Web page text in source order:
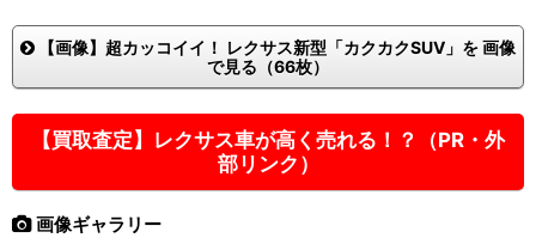
【画像】超カッコイイ！ レクサス新型「カクカクSUV」を 画像
で見る（66枚）
【買取査定】レクサス車が高く売れる！？（PR・外
部リンク）
画像ギャラリー